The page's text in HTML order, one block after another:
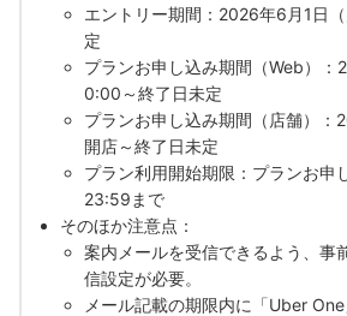
エントリー期間：2026年6月1日
定
プランお申し込み期間（Web）：
0:00～終了日未定
プランお申し込み期間（店舗）：
開店～終了日未定
プラン利用開始期限：プランお申
23:59まで
そのほか注意点：
案内メールを受信できるよう、事
信設定が必要。
メール記載の期限内に「Uber